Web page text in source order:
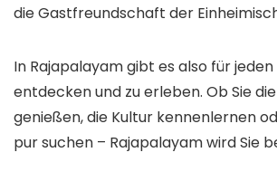
die Gastfreundschaft der
In Rajapalayam gibt es also für
entdecken und zu erleben. Ob Sie
genießen, die Kultur kennenlernen
pur suchen – Rajapalayam wird Sie